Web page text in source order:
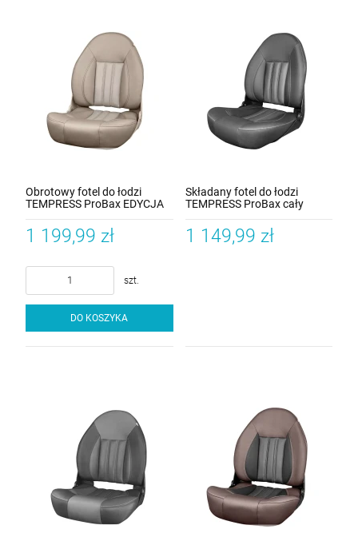
Obrotowy fotel do łodzi
TEMPRESS ProBax EDYCJA
1 199,99 zł
szt.
DO KOSZYKA
Składany fotel do łodzi
TEMPRESS ProBax cały
1 149,99 zł